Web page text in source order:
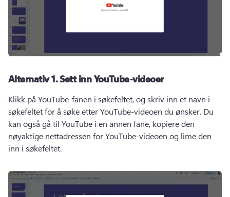
Alternativ 1.Sett inn YouTube-videoer
Klikk på YouTube-fanen i søkefeltet, og skriv inn et navn i
søkefeltet for å søke etter YouTube-videoen du ønsker. Du
kan også gå til YouTube i en annen fane, kopiere den
nøyaktige nettadressen for YouTube-videoen og lime den
inn i søkefeltet.